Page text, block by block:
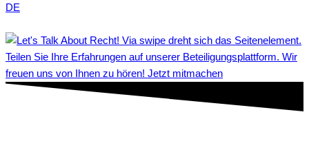
DE
Teilen Sie Ihre Erfahrungen auf unserer Beteiligungsplattform. Wir
freuen uns von Ihnen zu hören! Jetzt mitmachen